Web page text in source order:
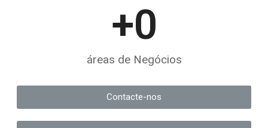
+0
áreas de Negócios
Contacte-nos